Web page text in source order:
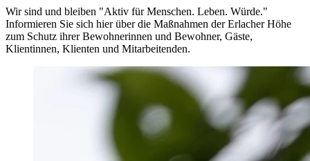
Wir sind und bleiben "Aktiv für Menschen. Leben. Würde."
Informieren Sie sich hier über die Maßnahmen der Erlacher Höhe
zum Schutz ihrer Bewohnerinnen und Bewohner, Gäste,
Klientinnen, Klienten und Mitarbeitenden.